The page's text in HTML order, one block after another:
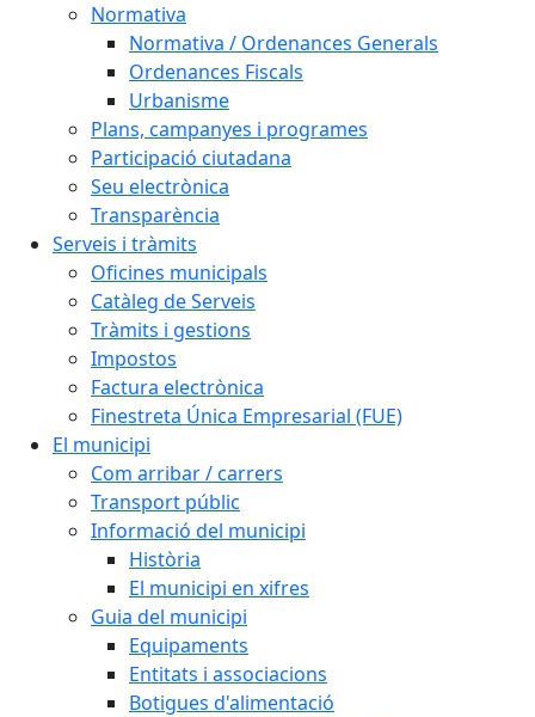
Normativa
Normativa / Ordenances Generals
Ordenances Fiscals
Urbanisme
Plans, campanyes i programes
Participació ciutadana
Seu electrònica
Transparència
Serveis i tràmits
Oficines municipals
Catàleg de Serveis
Tràmits i gestions
Impostos
Factura electrònica
Finestreta Única Empresarial (FUE)
El municipi
Com arribar / carrers
Transport públic
Informació del municipi
Història
El municipi en xifres
Guia del municipi
Equipaments
Entitats i associacions
Botigues d'alimentació